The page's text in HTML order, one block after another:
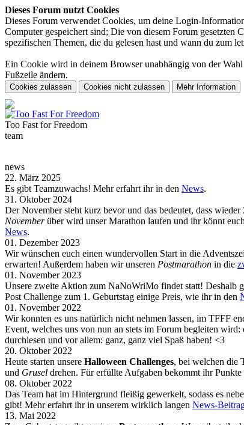
Dieses Forum nutzt Cookies
Dieses Forum verwendet Cookies, um deine Login-
Computer gespeichert sind; Die von diesem Forum gesetzten
spezifischen Themen, die du gelesen hast und wann du zum
Ein Cookie wird in deinem Browser unabhängig von der
Fußzeile ändern.
Too Fast forFreedom
team
news
22. März 2025
Es gibt Teamzuwachs! Mehr erfahrt ihr in den News.
31. Oktober 2024
Der November steht kurz bevor und das bedeutet, dass wieder
Novemberüber wird unser Marathon laufen und ihr könnt
News.
01. Dezember 2023
Wir wünschen euch einen wundervollen Start in die
erwarten! Außerdem haben wir unseren Postmarathon in die
01. November 2023
Unsere zweite Aktion zum NaNoWriMo findet statt! Deshalb
Post Challenge zum 1. Geburtstag einige Preis, wie ihr in den
01. November 2022
Wir konnten es uns natürlich nicht nehmen lassen, im TFFF
Event, welches uns von nun an stets im Forum begleiten wird:
durchlesen und vor allem: ganz, ganz viel Spaß haben! <3
20. Oktober 2022
Heute starten unsere Halloween Challenges, bei welchen die
und Grusel drehen. Für erfüllte Aufgaben bekommt ihr
08. Oktober 2022
Das Team hat im Hintergrund fleißig gewerkelt, sodass es
gibt! Mehr erfahrt ihr in unserem wirklich langen News-
13. Mai 2022